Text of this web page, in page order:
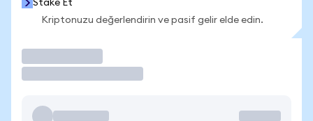
Stake Et
Kriptonuzu değerlendirin ve pasif gelir elde edin.